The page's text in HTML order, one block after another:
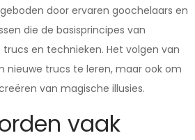
door ervaren goochelaars en
die de basisprincipes van
en technieken. Het volgen van
nieuwe trucs te leren, maar ook om
van magische illusies.
vaak